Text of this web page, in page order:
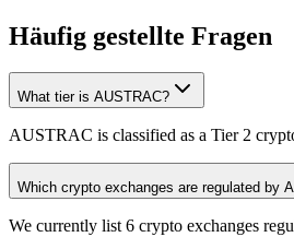
Häufig gestellte Fragen
What tier is AUSTRAC?
AUSTRAC is classified as a Tier 2
Which crypto exchanges are regulated by
We currently list 6 crypto exchanges